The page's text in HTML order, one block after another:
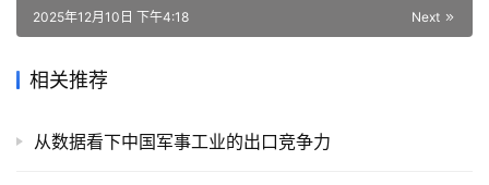
Next
2025年12月10日 下午4:18
相关推荐
从数据看下中国军事工业的出口竞争力